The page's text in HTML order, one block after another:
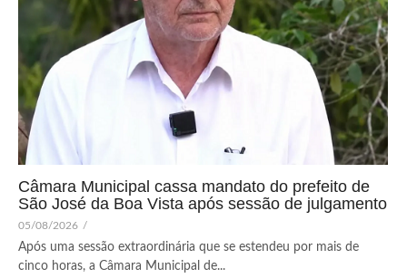
Câmara Municipal cassa mandato do prefeito de
São José da Boa Vista após sessão de julgamento
05/08/2026 /
Após uma sessão extraordinária que se estendeu por mais de
cinco horas, a Câmara Municipal de...